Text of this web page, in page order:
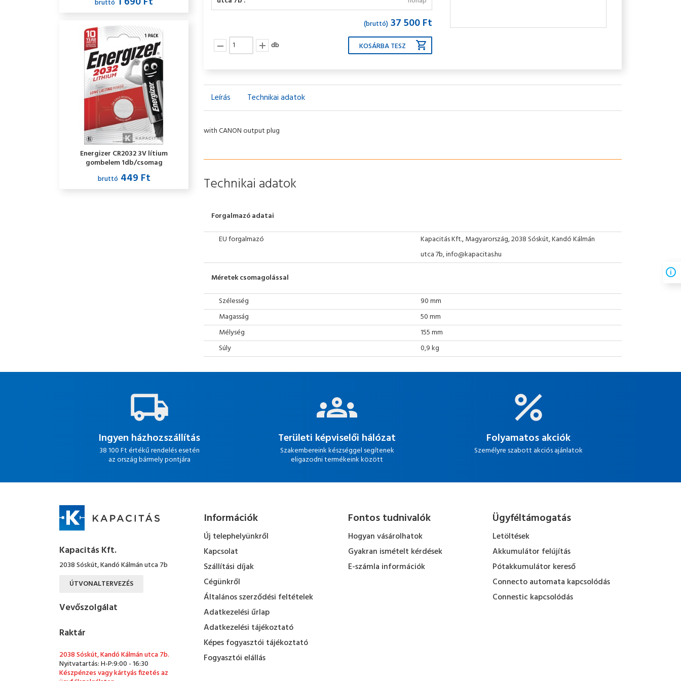
bruttó
Energizer CR2032 3V lítium
gombelem 1db/csomag
bruttó 449 Ft
(bruttó) 37 500 Ft
db
Leírás Technikai adatok
with CANON output plug
Technikai adatok
Forgalmazó adatai
EU forgalmazó
Kapacitás Kft., Magyarország, 2038 Sóskút, Kandó Kálmán
utca 7b, info@kapacitas.hu
Méretek csomagolással
Szélesség
90 mm
Magasság
50 mm
Mélység
155 mm
Súly
0,9 kg
Ingyen házhozszállítás
38 100 Ft értékű rendelés esetén
az ország bármely pontjára
Területi képviselői hálózat
Szakembereink készséggel segítenek
eligazodni termékeink között
Folyamatos akciók
Személyre szabott akciós ajánlatok
Kapacitás Kft.
2038 Sóskút, Kandó Kálmán utca 7b
ÚTVONALTERVEZÉS
Vevőszolgálat
Raktár
2038 Sóskút, Kandó Kálmán utca 7b.
Nyitvatartás: H-P:9:00 - 16:30
Készpénzes vagy kártyás fizetés az
Információk
Új telephelyünkről
Kapcsolat
Szállítási díjak
Cégünkről
Általános szerződési feltételek
Adatkezelési űrlap
Adatkezelési tájékoztató
Képes fogyasztói tájékoztató
Fogyasztói elállás
Fontos tudnivalók
Hogyan vásárolhatok
Gyakran ismételt kérdések
E-számla információk
Ügyféltámogatás
Letöltések
Akkumulátor felújítás
Pótakkumulátor kereső
Connecto automata kapcsolódás
Connestic kapcsolódás